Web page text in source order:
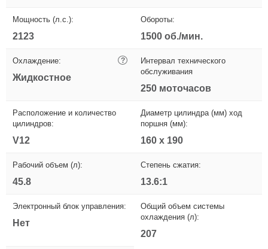
Мощность (л.с.):
2123
Обороты:
1500 об./мин.
Охлаждение: ?
Жидкостное
Интервал технического
обслуживания
250 моточасов
Расположение и количество
цилиндров:
V12
Диаметр цилиндра (мм) ход
поршня (мм):
160 х 190
Рабочий объем (л):
45.8
Степень сжатия:
13.6:1
Электронный блок управления:
Нет
Общий объем системы
охлаждения (л):
207